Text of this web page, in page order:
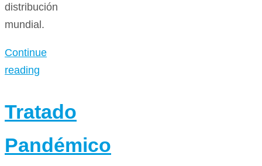
distribución
mundial.
Continue
reading
Tratado
Pandémico